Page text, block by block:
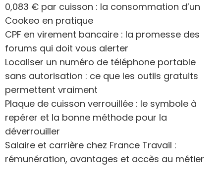
0,083 € par cuisson : la consommation d’un
Cookeo en pratique
CPF en virement bancaire : la promesse des
forums qui doit vous alerter
Localiser un numéro de téléphone portable
sans autorisation : ce que les outils gratuits
permettent vraiment
Plaque de cuisson verrouillée : le symbole à
repérer et la bonne méthode pour la
déverrouiller
Salaire et carrière chez France Travail :
rémunération, avantages et accès au métier